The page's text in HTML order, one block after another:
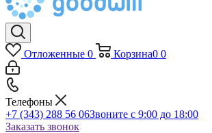
Отложенные 0 Корзина0 0
Телефоны
+7 (343) 288 56 06Звоните с 9:00 до 18:00
Заказать звонок